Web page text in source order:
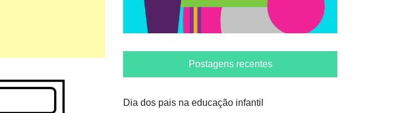
Postagens recentes
Dia dos pais na educação infantil